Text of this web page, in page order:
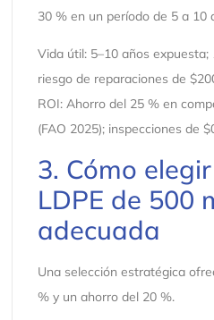
30 % en un período de 5 a 10
Vida útil: 5–10 años
riesgo de reparaciones de
ROI: Ahorro del 25 % en
(FAO 2025); inspecciones de
3. Cómo
LDPE de 500
adecuada
Una selección estratégica
% y un ahorro del 20 %.